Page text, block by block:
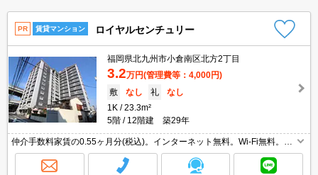
PR 賃貸マンション ロイヤルセンチュリー
福岡県北九州市小倉南区北方2丁目
3.2万円(管理費等：4,000円)
敷
なし 礼
なし
1K
23.3m²
5階
12階建 築29年
仲介手数料家賃の0.55ヶ月分(税込)。インターネット無料。Wi-Fi無料。合
格前予約可。保証会社加入要(初回、月額総支払額の50%、更新料10,000
円/年)。